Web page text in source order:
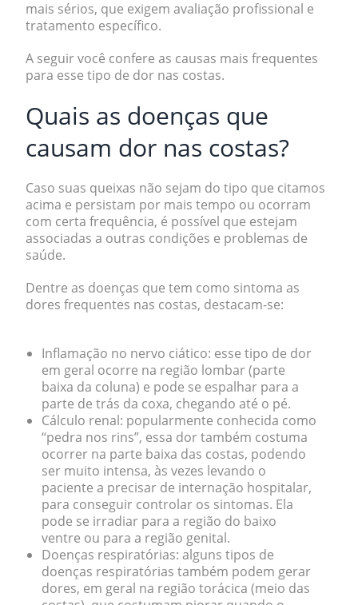
mais sérios, que exigem avaliação profissional e
tratamento específico.
A seguir você confere as causas mais frequentes
para esse tipo de dor nas costas.
Quais as doenças que
causam dor nas costas?
Caso suas queixas não sejam do tipo que citamos
acima e persistam por mais tempo ou ocorram
com certa frequência, é possível que estejam
associadas a outras condições e problemas de
saúde.
Dentre as doenças que tem como sintoma as
dores frequentes nas costas, destacam-se:
Inflamação no nervo ciático: esse tipo de dor
em geral ocorre na região lombar (parte
baixa da coluna) e pode se espalhar para a
parte de trás da coxa, chegando até o pé.
Cálculo renal: popularmente conhecida como
“pedra nos rins”, essa dor também costuma
ocorrer na parte baixa das costas, podendo
ser muito intensa, às vezes levando o
paciente a precisar de internação hospitalar,
para conseguir controlar os sintomas. Ela
pode se irradiar para a região do baixo
ventre ou para a região genital.
Doenças respiratórias: alguns tipos de
doenças respiratórias também podem gerar
dores, em geral na região torácica (meio das